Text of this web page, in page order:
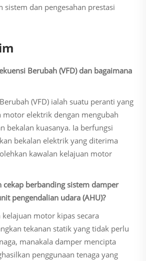
sistem dan pengesahan prestasi
Berubah (VFD) dan bagaimana
(VFD) ialah suatu peranti yang
motor elektrik dengan mengubah
bekalan kuasanya. Ia berfungsi
bekalan elektrik yang diterima
kawalan kelajuan motor
cekap berbanding sistem damper
pengendalian udara (AHU)?
kelajuan motor kipas secara
tekanan statik yang tidak perlu
manakala damper mencipta
penggunaan tenaga yang